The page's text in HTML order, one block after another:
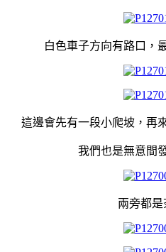
白色車子方向有路口，
這邊會先有一段小爬坡，再
我們也是無意間
兩旁都是